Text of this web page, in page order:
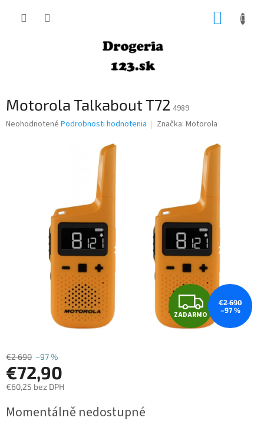
Motorola Talkabout T72 4989
Priemerné
Neohodnotené Podrobnosti hodnotenia Značka: Motorola
Z
A
ZADARMO
€2 690
–97 %
€2 690 –97 %
€72,90
€60,25 bez DPH
cena:
Momentálně nedostupné